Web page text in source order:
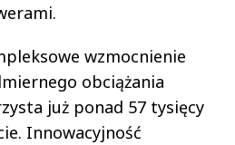
wzmocnienie
obciążania
już ponad 57 tysięcy
Innowacyjność